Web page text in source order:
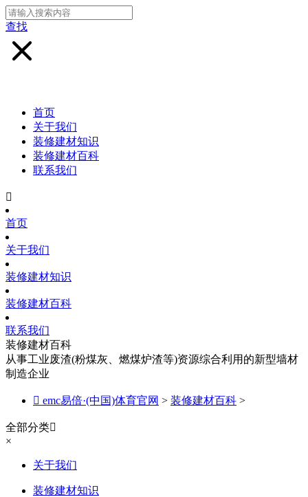
查找
首页
关于我们
装修建材知识
装修建材百科
联系我们

首页
关于我们
装修建材知识
装修建材百科
联系我们
装修建材百科
从事工业废渣(粉煤灰、燃煤炉渣等)资源综合利用的新型墙材
制造企业
 emc易倍·(中国)体育官网 > 装修建材百科 >
全部分类
×
关于我们
装修建材知识